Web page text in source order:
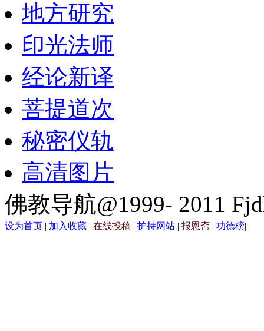
地方研究
印光法师
经论新译
菩提道次
秘密仪轨
高清图片
佛教导航@1999- 2011
设为首页 | 加入收藏 | 在线投稿 | 护持网站 | 报恩斋 | 功德榜|